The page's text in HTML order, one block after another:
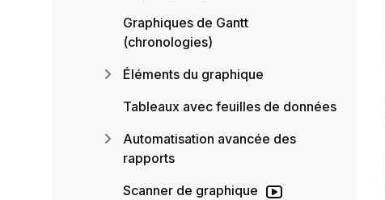
Graphiques de Gantt
(chronologies)
Éléments du graphique
Tableaux avec feuilles de données
Automatisation avancée des
rapports
Scanner de graphique